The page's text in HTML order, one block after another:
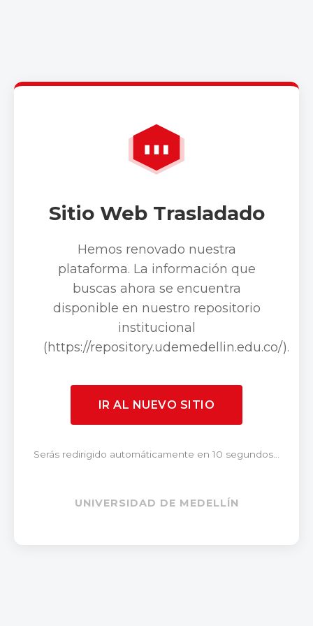
Sitio Web Trasladado
Hemos renovado nuestra
plataforma. La información que
buscas ahora se encuentra
disponible en nuestro repositorio
institucional
(https://repository.udemedellin.edu.co/).
IR AL NUEVO SITIO
Serás redirigido automáticamente en 10 segundos...
UNIVERSIDAD DE MEDELLÍN